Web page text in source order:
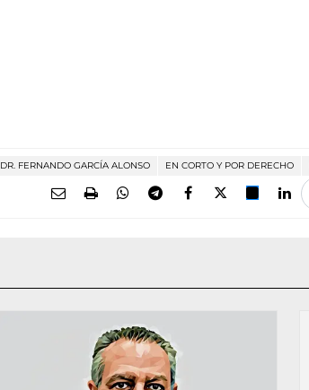
DR. FERNANDO GARCÍA ALONSO EN CORTO Y POR DERECHO